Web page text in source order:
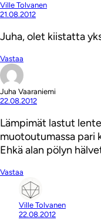
Ville Tolvanen
21.08.2012
Juha, olet kiistatta
Vastaa
Juha Vaaraniemi
22.08.2012
Lämpimät lastut
muotoutumassa pari
Ehkä alan pölyn
Vastaa
Ville Tolvanen
22.08.2012